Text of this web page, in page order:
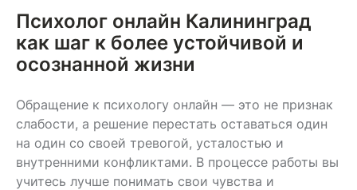
Психолог онлайн Калининград
как шаг к более устойчивой и
осознанной жизни
Обращение к психологу онлайн — это не признак
слабости, а решение перестать оставаться один
на один со своей тревогой, усталостью и
внутренними конфликтами. В процессе работы вы
учитесь лучше понимать свои чувства и